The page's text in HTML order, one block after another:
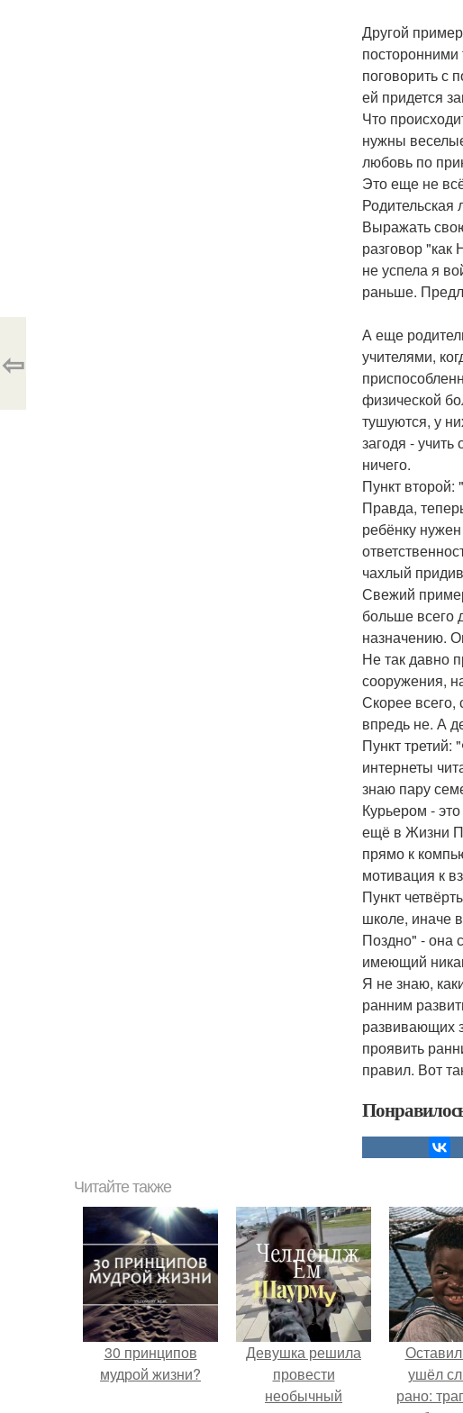
Другой
посторонними
поговорить с
ей придется
Что
нужны
любовь по
Это еще не
Выражать
разговор
не успела я
раньше.
А еще
учителями,
физической
тушуются, у
загодя -
ничего.
Пункт
Правда,
ребёнку
чахлый
Свежий
больше всего
назначению.
Не так давно
сооружения,
Скорее всего,
впредь не. А
Пункт
интернеты
знаю пару
Курьером -
ещё в Жизни
прямо к
мотивация к
Пункт
школе, иначе
Поздно" - она
имеющий
Я не знаю,
ранним
развивающих
проявить
правил. Вот
⇦
Читайте также
30 принципов
мудрой жизни?
Девушка решила
провести
необычный
ушёл
рано: